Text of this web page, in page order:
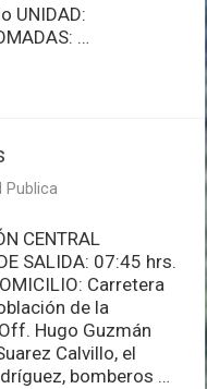
UNIDAD:
…
Publica
CENTRAL
SALIDA: 07:45 hrs.
Carretera
de la
Hugo Guzmán
Calvillo, el
bomberos …